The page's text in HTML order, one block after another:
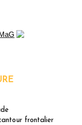
frontalier